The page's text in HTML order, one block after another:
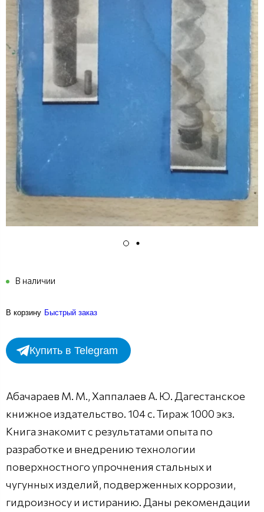
В наличии
В корзину Быстрый заказ
Купить в Telegram
Абачараев М. М., Хаппалаев А. Ю. Дагестанское
книжное издательство. 104 с. Тираж 1000 экз.
Книга знакомит с результатами опыта по
разработке и внедрению технологии
поверхностного упрочнения стальных и
чугунных изделий, подверженных коррозии,
гидроизносу и истиранию. Даны рекомендации